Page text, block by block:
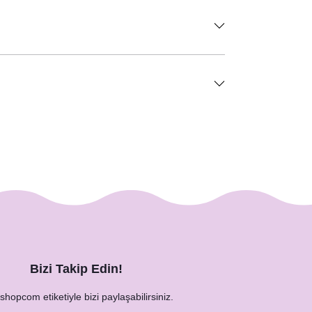
Bizi Takip Edin!
etiketiyle bizi paylaşabilirsiniz.